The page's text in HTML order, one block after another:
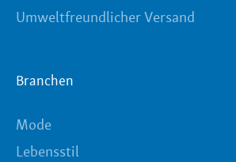
Umweltfreundlicher Versand
Branchen
Mode
Lebensstil